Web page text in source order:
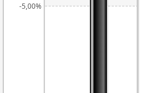
-5,00%